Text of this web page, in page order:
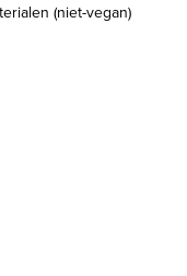
(niet-vegan)